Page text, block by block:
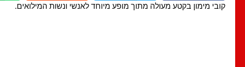
קובי מימון בקטע מעולה מתוך מופע מיוחד לאנשי ונשות המילואים.